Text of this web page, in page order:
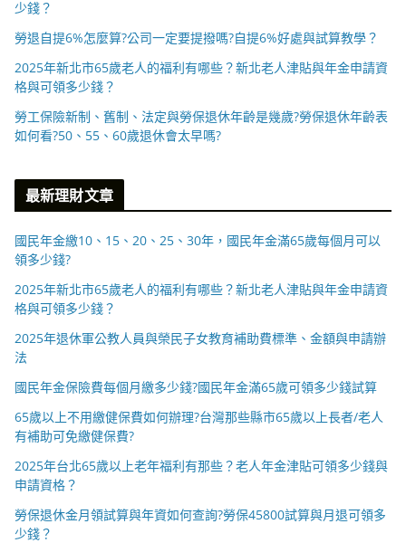
少錢？
勞退自提6%怎麼算?公司一定要提撥嗎?自提6%好處與試算教學？
2025年新北市65歲老人的福利有哪些？新北老人津貼與年金申請資
格與可領多少錢？
勞工保險新制、舊制、法定與勞保退休年齡是幾歲?勞保退休年齡表
如何看?50、55、60歲退休會太早嗎?
最新理財文章
國民年金繳10、15、20、25、30年，國民年金滿65歲每個月可以
領多少錢?
2025年新北市65歲老人的福利有哪些？新北老人津貼與年金申請資
格與可領多少錢？
2025年退休軍公教人員與榮民子女教育補助費標準、金額與申請辦
法
國民年金保險費每個月繳多少錢?國民年金滿65歲可領多少錢試算
65歲以上不用繳健保費如何辦理?台灣那些縣市65歲以上長者/老人
有補助可免繳健保費?
2025年台北65歲以上老年福利有那些？老人年金津貼可領多少錢與
申請資格？
勞保退休金月領試算與年資如何查詢?勞保45800試算與月退可領多
少錢？